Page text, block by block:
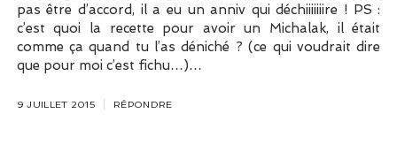
pas être d’accord, il a eu un anniv qui déchiiiiiiire ! PS :
c’est quoi la recette pour avoir un Michalak, il était
comme ça quand tu l’as déniché ? (ce qui voudrait dire
que pour moi c’est fichu…)…
9 JUILLET 2015 RÉPONDRE